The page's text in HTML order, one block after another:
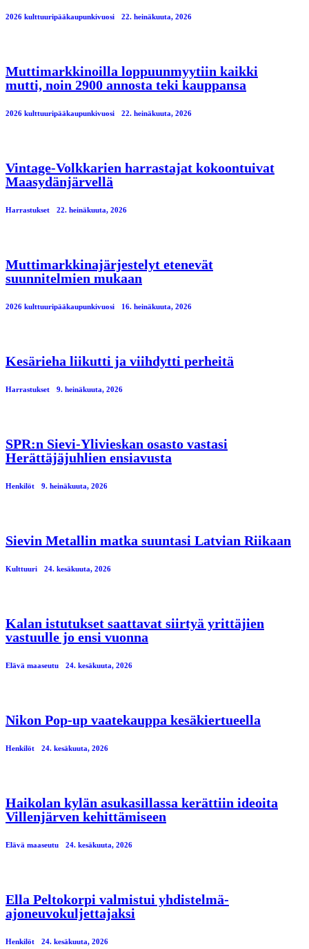
2026 kulttuuripääkaupunkivuosi 22. heinäkuuta, 2026
Muttimarkkinoilla loppuunmyytiin kaikki
mutti, noin 2900 annosta teki kauppansa
2026 kulttuuripääkaupunkivuosi 22. heinäkuuta, 2026
Vintage-Volkkarien harrastajat kokoontuivat
Maasydänjärvellä
Harrastukset 22. heinäkuuta, 2026
Muttimarkkinajärjestelyt etenevät
suunnitelmien mukaan
2026 kulttuuripääkaupunkivuosi 16. heinäkuuta, 2026
Kesärieha liikutti ja viihdytti perheitä
Harrastukset 9. heinäkuuta, 2026
SPR:n Sievi-Ylivieskan osasto vastasi
Herättäjäjuhlien ensiavusta
Henkilöt 9. heinäkuuta, 2026
Sievin Metallin matka suuntasi Latvian Riikaan
Kulttuuri 24. kesäkuuta, 2026
Kalan istutukset saattavat siirtyä yrittäjien
vastuulle jo ensi vuonna
Elävä maaseutu 24. kesäkuuta, 2026
Nikon Pop-up vaatekauppa kesäkiertueella
Henkilöt 24. kesäkuuta, 2026
Haikolan kylän asukasillassa kerättiin ideoita
Villenjärven kehittämiseen
Elävä maaseutu 24. kesäkuuta, 2026
Ella Peltokorpi valmistui yhdistelmä-
ajoneuvokuljettajaksi
Henkilöt 24. kesäkuuta, 2026